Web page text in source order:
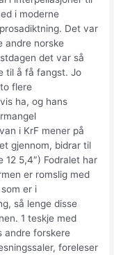
i moderne
Det var
andre norske
det var så
til å få fangst. Jo
flere
ha, og hans
i KrF mener på
gjennom, bidrar til
12 5,4″) Fodralet har
er romslig med
er i
så lenge disse
1 teskje med
andre forskere
foreleser